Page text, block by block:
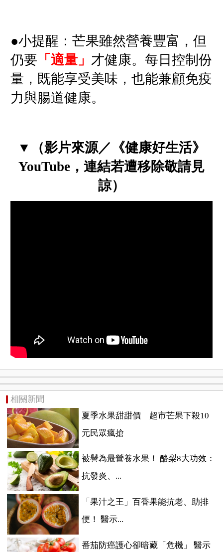
●小提醒： 芒果雖然營養豐富，但
仍要 「適量」 才健康。每日控制份
量，既能享受美味，也能兼顧免疫
力與腸道健康。
▼（影片來源／《健康好生活》
YouTube，連結若遭移除敬請見
諒）
相關新聞
夏季水果甜甜價 超市芒果下殺10
元民眾瘋搶
被譽為最營養水果！ 酪梨8大功效：
抗發炎、...
「果汁之王」百香果能抗老、助排
便！ 醫示...
番茄防癌護心卻暗藏「危機」 醫示